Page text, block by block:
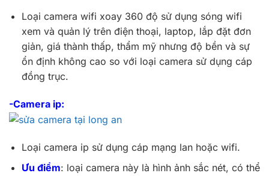
Loại camera wifi xoay 360 độ sử dụng sóng wifi
xem và quản lý trên điện thoại, laptop, lắp đặt đơn
giản, giá thành thấp, thẩm mỹ nhưng độ bền và sự
ổn định không cao so với loại camera sử dụng cáp
đồng trục.
-Camera ip:
Loại camera ip sử dụng cáp mạng lan hoặc wifi.
Ưu điểm: loại camera này là hình ảnh sắc nét, có thể